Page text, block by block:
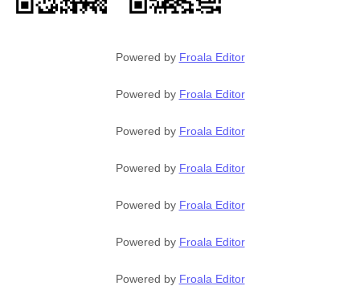
Powered by Froala Editor
Powered by Froala Editor
Powered by Froala Editor
Powered by Froala Editor
Powered by Froala Editor
Powered by Froala Editor
Powered by Froala Editor